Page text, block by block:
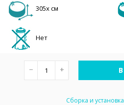
305х см
Нет
− +
Сборка и